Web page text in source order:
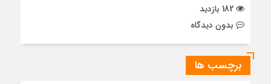
بدون دیدگاه
برچسب ها